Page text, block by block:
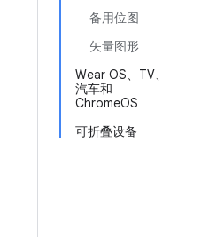
备用位图
矢量图形
Wear OS、TV、
汽车和
ChromeOS
可折叠设备